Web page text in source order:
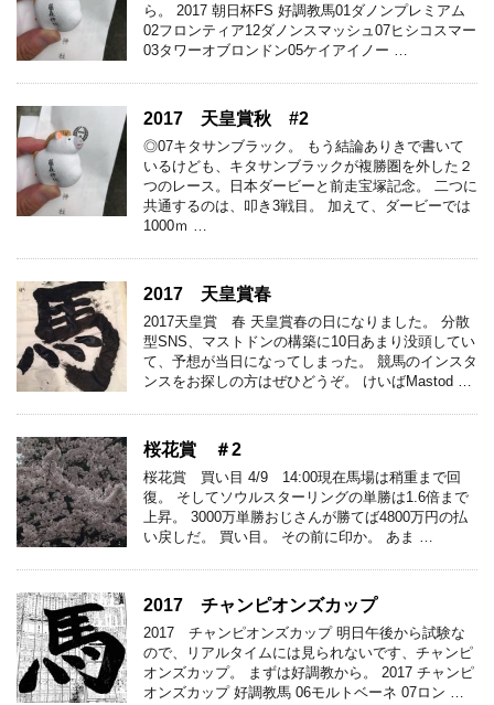
ら。 2017 朝日杯FS 好調教馬01ダノンプレミアム
02フロンティア12ダノンスマッシュ07ヒシコスマー
03タワーオブロンドン05ケイアイノー …
2017 天皇賞秋 #2
◎07キタサンブラック。 もう結論ありきで書いて
いるけども、キタサンブラックが複勝圏を外した２
つのレース。日本ダービーと前走宝塚記念。 二つに
共通するのは、叩き3戦目。 加えて、ダービーでは
1000ｍ …
2017 天皇賞春
2017天皇賞 春 天皇賞春の日になりました。 分散
型SNS、マストドンの構築に10日あまり没頭してい
て、予想が当日になってしまった。 競馬のインスタ
ンスをお探しの方はぜひどうぞ。 けいばMastod …
桜花賞 ＃2
桜花賞 買い目 4/9 14:00現在馬場は稍重まで回
復。 そしてソウルスターリングの単勝は1.6倍まで
上昇。 3000万単勝おじさんが勝てば4800万円の払
い戻しだ。 買い目。 その前に印か。 あま …
2017 チャンピオンズカップ
2017 チャンピオンズカップ 明日午後から試験な
ので、リアルタイムには見られないです、チャンピ
オンズカップ。 まずは好調教から。 2017 チャンピ
オンズカップ 好調教馬 06モルトベーネ 07ロン …